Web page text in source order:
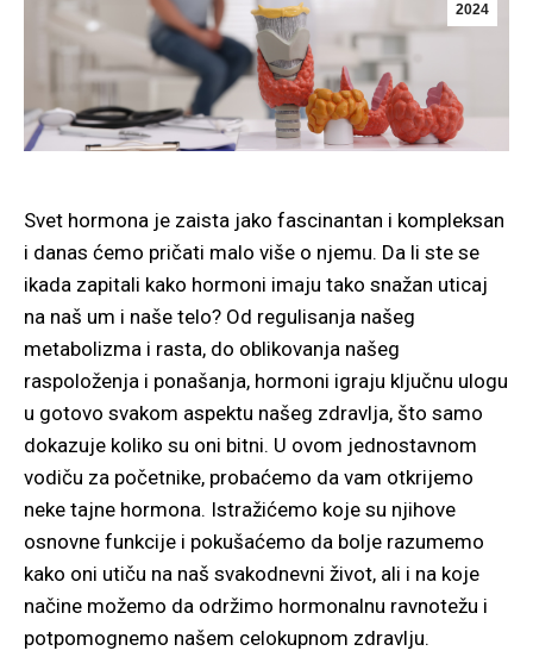
2024
Svet hormona je zaista jako fascinantan i kompleksan
i danas ćemo pričati malo više o njemu. Da li ste se
ikada zapitali kako hormoni imaju tako snažan uticaj
na naš um i naše telo? Od regulisanja našeg
metabolizma i rasta, do oblikovanja našeg
raspoloženja i ponašanja, hormoni igraju ključnu ulogu
u gotovo svakom aspektu našeg zdravlja, što samo
dokazuje koliko su oni bitni. U ovom jednostavnom
vodiču za početnike, probaćemo da vam otkrijemo
neke tajne hormona. Istražićemo koje su njihove
osnovne funkcije i pokušaćemo da bolje razumemo
kako oni utiču na naš svakodnevni život, ali i na koje
načine možemo da održimo hormonalnu ravnotežu i
potpomognemo našem celokupnom zdravlju.